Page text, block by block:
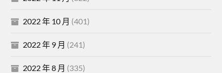
2022 年 10 月 (401)
2022 年 9 月 (241)
2022 年 8 月 (335)